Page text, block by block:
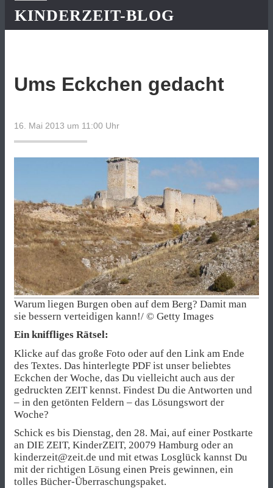
KINDERZEIT-BLOG
Ums Eckchen gedacht
16. Mai 2013 um 11:00 Uhr
Warum liegen Burgen oben auf dem Berg? Damit man
sie bessern verteidigen kann!/ © Getty Images
Ein kniffliges Rätsel:
Klicke auf das große Foto oder auf den Link am Ende
des Textes. Das hinterlegte PDF ist unser beliebtes
Eckchen der Woche, das Du vielleicht auch aus der
gedruckten ZEIT kennst. Findest Du die Antworten und
– in den getönten Feldern – das Lösungswort der
Woche?
Schick es bis Dienstag, den 28. Mai, auf einer Postkarte
an DIE ZEIT, KinderZEIT, 20079 Hamburg oder an
kinderzeit@zeit.de und mit etwas Losglück kannst Du
mit der richtigen Lösung einen Preis gewinnen, ein
tolles Bücher-Überraschungspaket.